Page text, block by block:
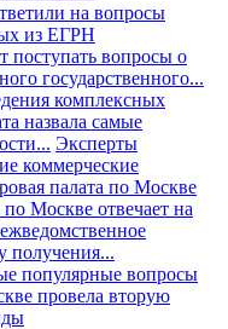
на вопросы
из ЕГРН
поступать вопросы о
государственного...
комплексных
назвала самые
Эксперты
коммерческие
палата по Москве
по Москве отвечает на
получения...
популярные вопросы
провела вторую